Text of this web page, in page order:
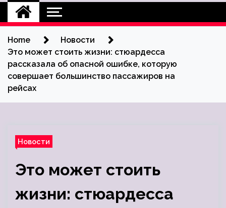
Home
Новости
Это может стоить жизни: стюардесса
рассказала об опасной ошибке, которую
совершает большинство пассажиров на
рейсах
Новости
Это может стоить
жизни: стюардесса